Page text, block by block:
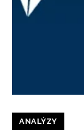
ANALÝZY